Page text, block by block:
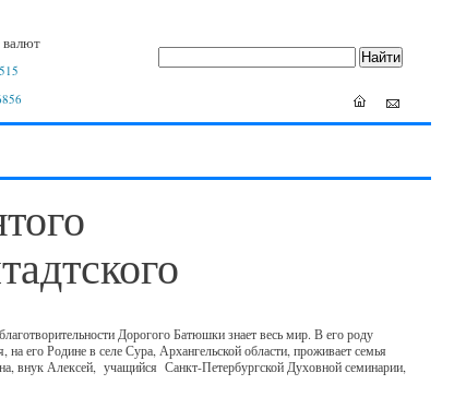
Дорогого Батюшки знает весь мир. В его роду
его Родине в селе Сура, Архангельской области, проживает семья
внук Алексей, учащийся Санкт-Петербургской Духовной семинарии,